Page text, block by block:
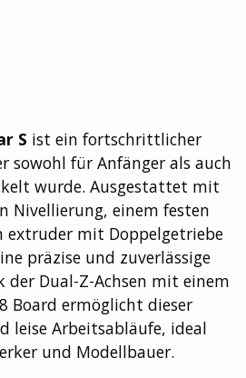
S ist ein fortschrittlicher
sowohl für Anfänger als auch
wurde. Ausgestattet mit
Nivellierung, einem festen
extruder mit Doppelgetriebe
präzise und zuverlässige
Dual-Z-Achsen mit einem
Board ermöglicht dieser
leise Arbeitsabläufe, ideal
und Modellbauer.